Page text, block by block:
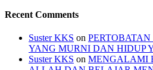
Recent Comments
Suster KKS on
YANG MURNI DAN HIDUP
Suster KKS on MENGALAMI